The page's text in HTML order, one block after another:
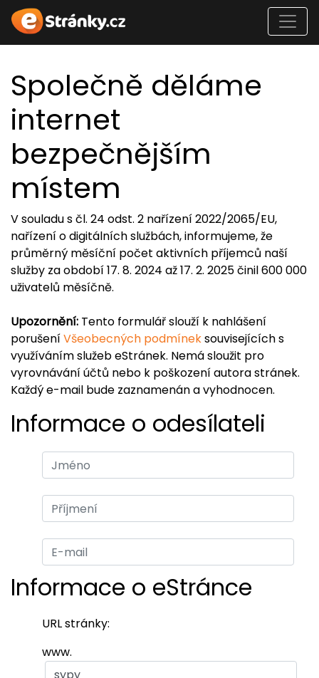
Společně děláme
internet
bezpečnějším
místem
V souladu s čl. 24 odst. 2 nařízení 2022/2065/EU,
nařízení o digitálních službách, informujeme, že
průměrný měsíční počet aktivních příjemců naší
služby za období 17. 8. 2024 až 17. 2. 2025 činil 600 000
uživatelů měsíčně.
Upozornění: Tento formulář slouží k nahlášení
porušeníVšeobecných podmíneksouvisejících s
využíváním služeb eStránek. Nemá sloužit pro
vyrovnávání účtů nebo k poškození autora stránek.
Každý e-mail bude zaznamenán a vyhodnocen.
Informace o odesílateli
Informace o eStránce
URL stránky:
www.